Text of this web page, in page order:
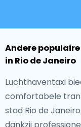
Andere
in Rio de Janeiro
Luchthaventaxi
comfortabele
stad Rio de